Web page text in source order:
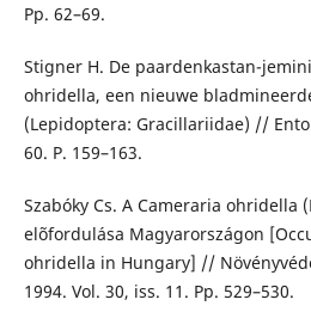
Pp. 62–69.
Stigner H. De paardenkastan-
ohridella, een nieuwe
(Lepidoptera: Gracillariidae) //
60. P. 159–163.
Szabóky Cs. A Cameraria ohridella
elõfordulása Magyarországon
ohridella in Hungary] //
1994. Vol. 30, iss. 11. Pp. 529–530.